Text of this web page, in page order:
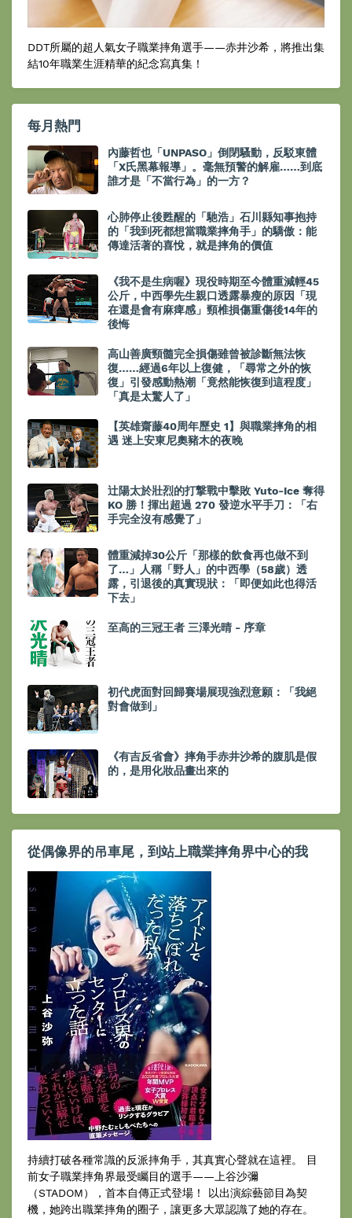
DDT所屬的超人氣女子職業摔角選手——赤井沙希，將推出集
結10年職業生涯精華的紀念寫真集！
每月熱門
內藤哲也「UNPASO」倒閉騷動，反駁東體
「X氏黑幕報導」。毫無預警的解雇……到底
誰才是「不當行為」的一方？
心肺停止後甦醒的「馳浩」石川縣知事抱持
的「我到死都想當職業摔角手」的驕傲：能
傳達活著的喜悅，就是摔角的價值
《我不是生病喔》現役時期至今體重減輕45
公斤，中西學先生親口透露暴瘦的原因「現
在還是會有麻痺感」頸椎損傷重傷後14年的
後悔
高山善廣頸髓完全損傷雖曾被診斷無法恢
復……經過6年以上復健，「尋常之外的恢
復」引發感動熱潮「竟然能恢復到這程度」
「真是太驚人了」
【英雄齋藤40周年歷史 1】與職業摔角的相
遇 迷上安東尼奧豬木的夜晚
辻陽太於壯烈的打撃戰中擊敗 Yuto-Ice 奪得
KO 勝！揮出超過 270 發逆水平手刀：「右
手完全沒有感覺了」
體重減掉30公斤「那樣的飲食再也做不到
了…」人稱「野人」的中西學（58歲）透
露，引退後的真實現狀：「即便如此也得活
下去」
至高的三冠王者 三澤光晴 - 序章
初代虎面對回歸賽場展現強烈意願：「我絕
對會做到」
《有吉反省會》摔角手赤井沙希的腹肌是假
的，是用化妝品畫出來的
從偶像界的吊車尾，到站上職業摔角界中心的我
持續打破各種常識的反派摔角手，其真實心聲就在這裡。 目
前女子職業摔角界最受矚目的選手——上谷沙彌
（STADOM），首本自傳正式登場！ 以出演綜藝節目為契
機，她跨出職業摔角的圈子，讓更多大眾認識了她的存在。